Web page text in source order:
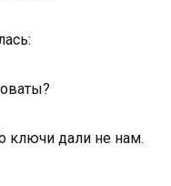
ключи дали не нам.